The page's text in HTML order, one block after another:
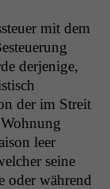
mit dem
der­jenige,
der im Stre­it
leer
seine
oder während